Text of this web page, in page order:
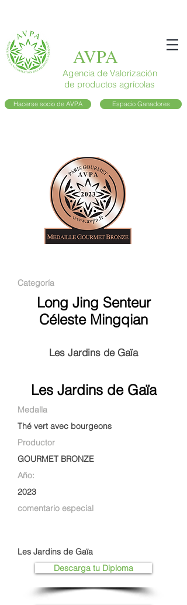
AVPA
Agencia de Valorización
de productos agrícolas
Hacerse socio de AVPA Espacio Ganadores
Categoría
Long Jing Senteur
Céleste Mingqian
Les Jardins de Gaïa
Les Jardins de Gaïa
Medalla
Thé vert avec bourgeons
Productor
GOURMET BRONZE
Año:
2023
comentario especial
Les Jardins de Gaïa
Descarga tu Diploma